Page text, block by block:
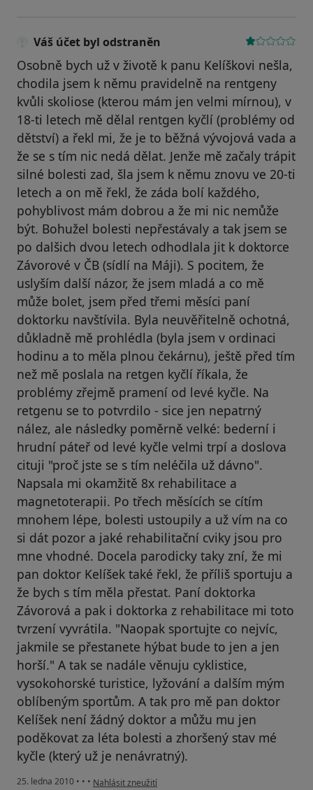
Váš účet byl odstraněn
Osobně bych už v životě k panu Kelíškovi nešla,
chodila jsem k němu pravidelně na rentgeny
kvůli skoliose (kterou mám jen velmi mírnou), v
18-ti letech mě dělal rentgen kyčlí (problémy od
dětství) a řekl mi, že je to běžná vývojová vada a
že se s tím nic nedá dělat. Jenže mě začaly trápit
silné bolesti zad, šla jsem k němu znovu ve 20-ti
letech a on mě řekl, že záda bolí každého,
pohyblivost mám dobrou a že mi nic nemůže
být. Bohužel bolesti nepřestávaly a tak jsem se
po dalšich dvou letech odhodlala jit k doktorce
Závorové v ČB (sídlí na Máji). S pocitem, že
uslyším další názor, že jsem mladá a co mě
může bolet, jsem před třemi měsíci paní
doktorku navštívila. Byla neuvěřitelně ochotná,
důkladně mě prohlédla (byla jsem v ordinaci
hodinu a to měla plnou čekárnu), ještě před tím
než mě poslala na retgen kyčlí říkala, že
problémy zřejmě pramení od levé kyčle. Na
retgenu se to potvrdilo - sice jen nepatrný
nález, ale následky poměrně velké: bederní i
hrudní páteř od levé kyčle velmi trpí a doslova
cituji "proč jste se s tím neléčila už dávno".
Napsala mi okamžitě 8x rehabilitace a
magnetoterapii. Po třech měsících se cítím
mnohem lépe, bolesti ustoupily a už vím na co
si dát pozor a jaké rehabilitační cviky jsou pro
mne vhodné. Docela parodicky taky zní, že mi
pan doktor Kelíšek také řekl, že příliš sportuju a
že bych s tím měla přestat. Paní doktorka
Závorová a pak i doktorka z rehabilitace mi toto
tvrzení vyvrátila. "Naopak sportujte co nejvíc,
jakmile se přestanete hýbat bude to jen a jen
horší." A tak se nadále věnuju cyklistice,
vysokohorské turistice, lyžování a dalším mým
oblíbeným sportům. A tak pro mě pan doktor
Kelíšek není žádný doktor a můžu mu jen
poděkovat za léta bolesti a zhoršený stav mé
kyčle (který už je nenávratný).
25. ledna 2010 • • • podle názoru uživatele Váš účet byl odstraněn
Nahlásit zneužití